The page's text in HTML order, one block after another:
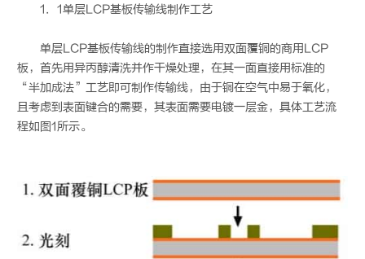
1．1单层LCP基板传输线制作工艺
单层LCP基板传输线的制作直接选用双面覆铜的商用LCP
板，首先用异丙醇清洗并作干燥处理，在其一面直接用标准的
“半加成法”工艺即可制作传输线，由于铜在空气中易于氧化，
且考虑到表面键合的需要，其表面需要电镀一层金，具体工艺流
程如图1所示。